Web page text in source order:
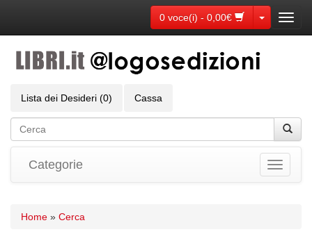
0 voce(i) - 0,00€ Toggle
Lista dei Desideri (0) Cassa
Toggle
Categorie
Home » Cerca